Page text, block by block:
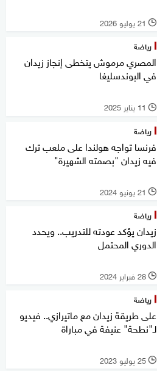
l 21 يوليو 2026
رياضة
المصري مرموش يتخطى إنجاز زيدان
في البوندسليغا
l 11 يناير 2025
رياضة
فرنسا تواجه هولندا على ملعب ترك
فيه زيدان "بصمته الشهيرة"
l 21 يونيو 2024
رياضة
زيدان يؤكد عودته للتدريب.. ويحدد
الدوري المحتمل
l 28 فبراير 2024
رياضة
على طريقة زيدان مع ماتيرازي.. فيديو
لـ"نطحة" عنيفة في مباراة
l 25 يوليو 2023